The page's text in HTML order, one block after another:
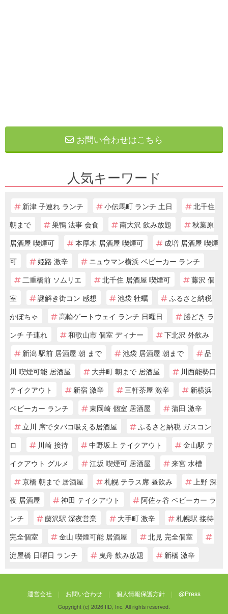
お問い合わせはこちら
人気キーワード
新津 子連れ ランチ 小伝馬町 ランチ 土日
北千住
朝まで
巣鴨 法事 会食 南大沢 飲み放題
秋葉原
居酒屋 喫煙可
本厚木 居酒屋 喫煙可
成増 居酒屋 喫煙
可
姫路 激辛
ニュウマン横浜 ベビーカー ランチ
二重橋前 ソムリエ
北千住 居酒屋 喫煙可
藤沢 個
室
謎解き街コン 感想 池袋 牡蠣
ふるさと納税
かぼちゃ
高輪ゲートウェイ ランチ 日曜日
勝どき ラ
ンチ 子連れ
和歌山市 個室 ディナー
下北沢 外飲み
新潟 駅前 居酒屋 朝 まで
池袋 居酒屋 朝まで
品
川 喫煙可能 居酒屋
大井町 朝まで 居酒屋
川西能勢口
テイクアウト
新宿 激辛 三軒茶屋 激辛
新横浜
ベビーカー ランチ
東岡崎 個室 居酒屋
蒲田 激辛
立川 席でタバコ吸える居酒屋
ふるさと納税 ガスコン
ロ
川崎 接待 中野坂上 テイクアウト
金山駅 テ
イクアウト グルメ
江坂 喫煙可 居酒屋
来宮 水槽
京橋 朝まで 居酒屋
札幌 テラス席 昼飲み
上野 深
夜 居酒屋
神田 テイクアウト
阿佐ヶ谷 ベビーカー ラ
ンチ
藤沢駅 深夜営業 大手町 激辛
札幌駅 接待
完全個室
金山 喫煙可能 居酒屋
北見 完全個室
淀屋橋 日曜日 ランチ
曳舟 飲み放題 新橋 激辛
運営会社 お問い合わせ 個人情報保護方針 @Press
Copyright (c) 2026 IID, Inc. All rights reserved.